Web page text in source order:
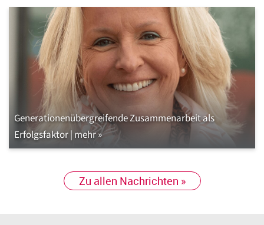
Generationenübergreifende Zusammenarbeit als
Erfolgsfaktor | mehr »
Zu allen Nachrichten »